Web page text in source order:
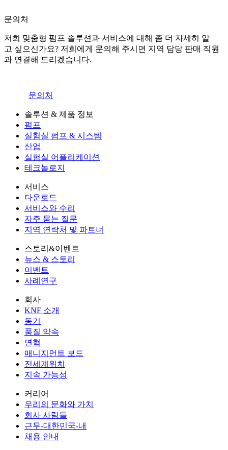
문의처
저희 맞춤형 펌프 솔루션과 서비스에 대해 좀 더 자세히 알
고 싶으신가요? 저희에게 문의해 주시면 지역 담당 판매 직원
과 연결해 드리겠습니다.
문의처
솔루션 & 제품 정보
펌프
실험실 펌프 & 시스템
산업
실험실 어플리케이션
테크놀로지
서비스
다운로드
서비스와 수리
자주 묻는 질문
지역 연락처 및 파트너
스토리&이벤트
뉴스 & 스토리
이벤트
사례연구
회사
KNF 소개
동기
품질 약속
연혁
매니지먼트 보드
전세계위치
지속 가능성
커리어
우리의 문화와 가치
회사 사람들
근무-대한민국-내
채용 안내